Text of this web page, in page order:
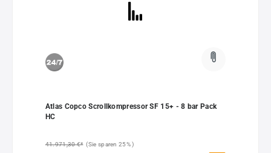
Atlas Copco Scrollkompressor SF 15+ - 8 bar Pack
HC
41.971,30 €* (Sie sparen 25% )